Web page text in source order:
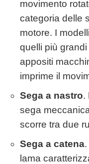
movimento
categoria delle
motore. I
quelli più
appositi
imprime il
Sega a nastro.
sega
scorre tra due
Sega a catena
lama